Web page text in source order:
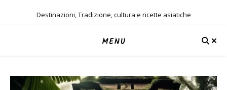
Destinazioni, Tradizione, cultura e ricette asiatiche
MENU